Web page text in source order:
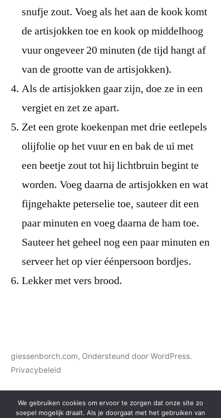
snufje zout. Voeg als het aan de kook komt
de artisjokken toe en kook op middelhoog
vuur ongeveer 20 minuten (de tijd hangt af
van de grootte van de artisjokken).
Als de artisjokken gaar zijn, doe ze in een
vergiet en zet ze apart.
Zet een grote koekenpan met drie eetlepels
olijfolie op het vuur en en bak de ui met
een beetje zout tot hij lichtbruin begint te
worden. Voeg daarna de artisjokken en wat
fijngehakte peterselie toe, sauteer dit een
paar minuten en voeg daarna de ham toe.
Sauteer het geheel nog een paar minuten en
serveer het op vier éénpersoon bordjes.
Lekker met vers brood.
giessenborch.com, Ondersteund door WordPress.
Privacybeleid
We gebruiken cookies om ervoor te zorgen dat onze site zo
soepel mogelijk draait. Als je doorgaat met het gebruiken van